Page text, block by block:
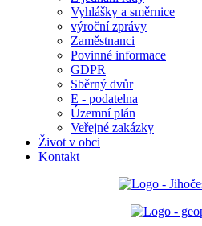
Vyhlášky a směrnice
výroční zprávy
Zaměstnanci
Povinné informace
GDPR
Sběrný dvůr
E - podatelna
Územní plán
Veřejné zakázky
Život v obci
Kontakt